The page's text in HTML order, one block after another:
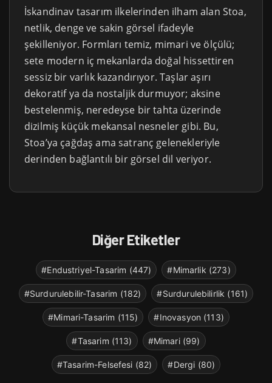
İskandinav tasarım ilkelerinden ilham alan Stoa,
netlik, denge ve sakin görsel ifadeyle
şekilleniyor. Formları temiz, mimari ve ölçülü;
sete modern iç mekanlarda doğal hissettiren
sessiz bir varlık kazandırıyor. Taşlar aşırı
dekoratif ya da nostaljik durmuyor; aksine
bestelenmiş, neredeyse bir tahta üzerinde
dizilmiş küçük mekansal nesneler gibi. Bu,
Stoa’ya çağdaş ama satranç gelenekleriyle
derinden bağlantılı bir görsel dil veriyor.
Diğer Etiketler
#Endustriyel-Tasarim (447) #Mimarlik (273)
#Surdurulebilir-Tasarim (182) #Surdurulebilirlik (161)
#Mimari-Tasarim (115) #Inovasyon (113)
#Tasarim (113) #Mimari (99)
#Tasarim-Felsefesi (82) #Dergi (80)